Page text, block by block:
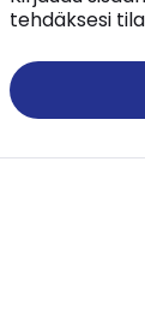
tehdäksesi